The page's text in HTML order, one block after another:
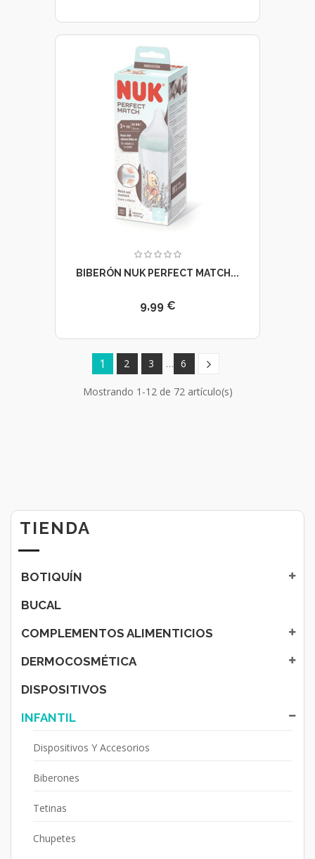
TIENDA
BOTIQUÍN
BUCAL
COMPLEMENTOS ALIMENTICIOS
DERMOCOSMÉTICA
DISPOSITIVOS
INFANTIL
Dispositivos Y Accesorios
Biberones
Tetinas
Chupetes
BIBERÓN NUK PERFECT MATCH...
9,99 €
1 2 3 … 6
Mostrando 1-12 de 72 artículo(s)